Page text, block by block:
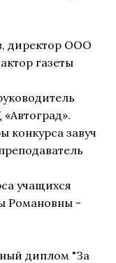
директор ООО
газеты
конкурса завуч
учащихся
Романовны -
диплом "За